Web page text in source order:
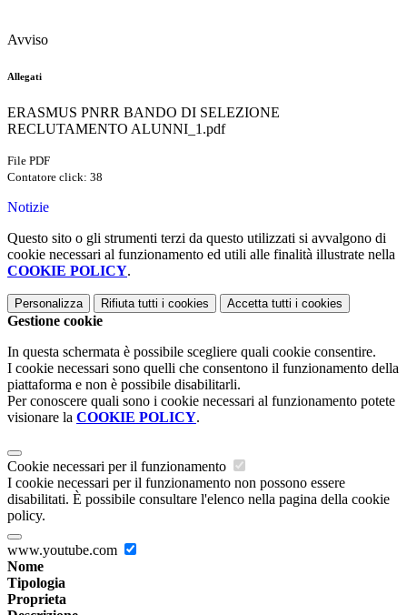
Avviso
Allegati
ERASMUS PNRR BANDO DI SELEZIONE
RECLUTAMENTO ALUNNI_1.pdf
File PDF
Contatore click: 38
Notizie
Questo sito o gli strumenti terzi da questo utilizzati si avvalgono di
cookie necessari al funzionamento ed utili alle finalità illustrate nella
COOKIE POLICY.
Personalizza Rifiuta tutti i cookies Accetta tutti i cookies
Gestione cookie
In questa schermata è possibile scegliere quali cookie consentire.
I cookie necessari sono quelli che consentono il funzionamento della
piattaforma e non è possibile disabilitarli.
Per conoscere quali sono i cookie necessari al funzionamento potete
visionare la COOKIE POLICY.
Cookie necessari per il funzionamento
I cookie necessari per il funzionamento non possono essere
disabilitati. È possibile consultare l'elenco nella pagina della cookie
policy.
www.youtube.com
Nome
Tipologia
Proprieta